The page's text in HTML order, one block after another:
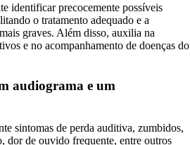
identificar precocemente possíveis
o tratamento adequado e a
graves. Além disso, auxilia na
e no acompanhamento de doenças do
audiograma e um
sintomas de perda auditiva, zumbidos,
dor de ouvido frequente, entre outros